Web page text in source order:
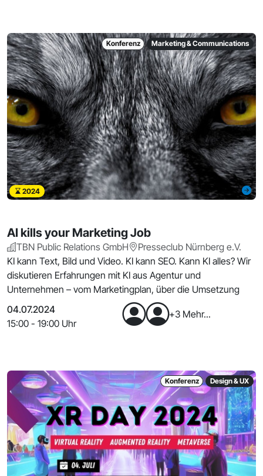
Konferenz Marketing & Communications
2024
AI kills your Marketing Job
TBN Public Relations GmbH
Presseclub Nürnberg e.V.
KI kann Text, Bild und Video. KI kann SEO. Kann KI alles? Wir
diskutieren Erfahrungen mit KI aus Agentur und
Unternehmen – vom Marketingplan, über die Umsetzung
04.07.2024
15:00 - 19:00 Uhr
+3 Mehr...
Konferenz Design & UX